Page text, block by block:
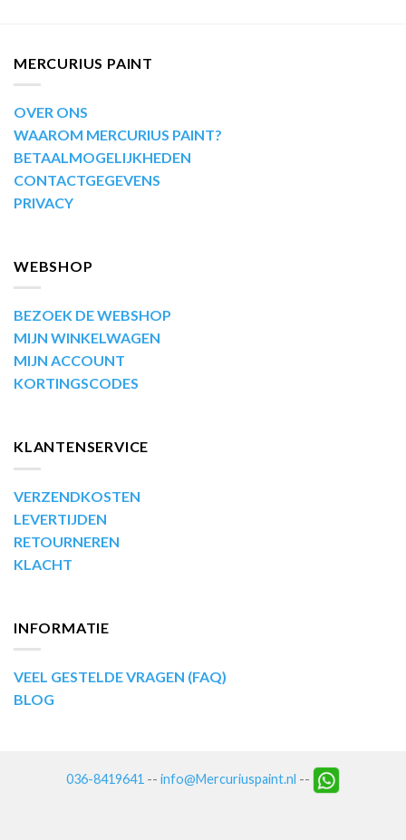
MERCURIUS PAINT
OVER ONS
WAAROM MERCURIUS PAINT?
BETAALMOGELIJKHEDEN
CONTACTGEGEVENS
PRIVACY
WEBSHOP
BEZOEK DE WEBSHOP
MIJN WINKELWAGEN
MIJN ACCOUNT
KORTINGSCODES
KLANTENSERVICE
VERZENDKOSTEN
LEVERTIJDEN
RETOURNEREN
KLACHT
INFORMATIE
VEEL GESTELDE VRAGEN (FAQ)
BLOG
036-8419641 -- info@Mercuriuspaint.nl --